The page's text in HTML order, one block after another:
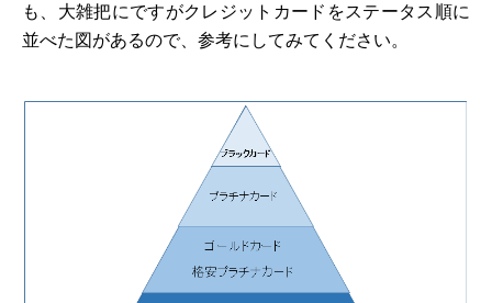
も、大雑把にですがクレジットカードをステータス順に
並べた図があるので、参考にしてみてください。